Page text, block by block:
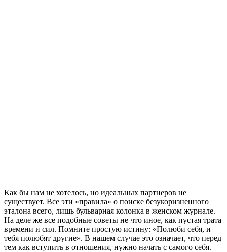
Как бы нам не хотелось, но идеальных партнеров не
существует. Все эти «правила» о поиске безукоризненного
эталона всего, лишь бульварная колонка в женском журнале.
На деле же все подобные советы не что иное, как пустая трата
времени и сил. Помните простую истину: «Полюби себя, и
тебя полюбят другие». В нашем случае это означает, что перед
тем как вступить в отношения, нужно начать с самого себя.